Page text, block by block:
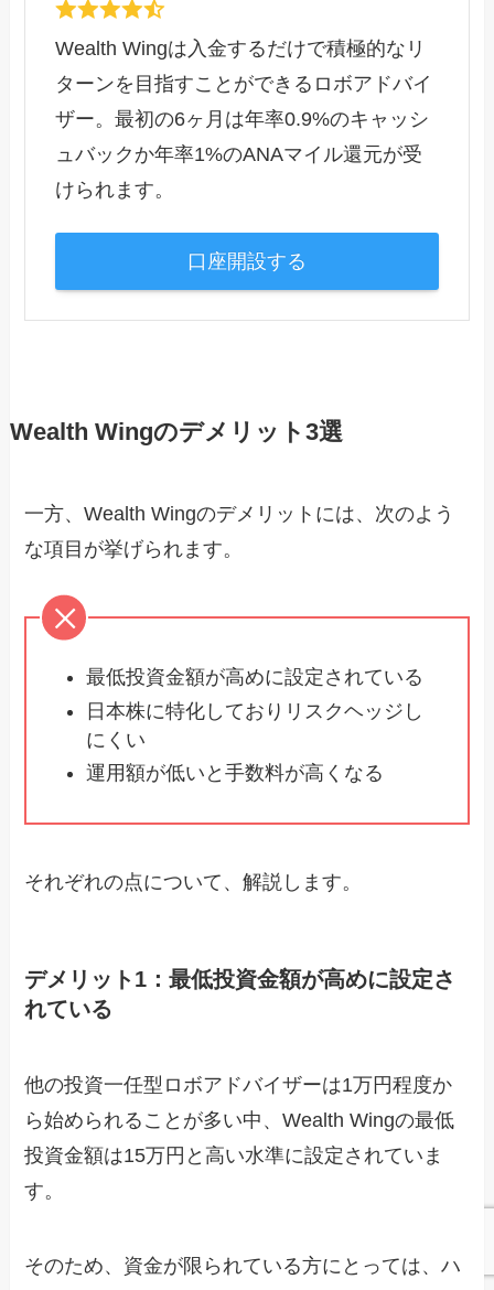
Wealth Wingは入金するだけで積極的なリ
ターンを目指すことができるロボアドバイ
ザー。最初の6ヶ月は年率0.9%のキャッシ
ュバックか年率1%のANAマイル還元が受
けられます。
口座開設する
Wealth Wingのデメリット3選
一方、Wealth Wingのデメリットには、次のよう
な項目が挙げられます。
最低投資金額が高めに設定されている
日本株に特化しておりリスクヘッジし
にくい
運用額が低いと手数料が高くなる
それぞれの点について、解説します。
デメリット1：最低投資金額が高めに設定さ
れている
他の投資一任型ロボアドバイザーは1万円程度か
ら始められることが多い中、Wealth Wingの最低
投資金額は15万円と高い水準に設定されていま
す。
そのため、資金が限られている方にとっては、ハ